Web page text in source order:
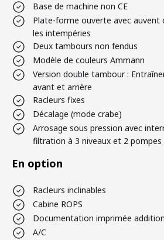
Base de machine non CE
Plate-forme ouverte avec
les intempéries
Deux tambours non fendus
Modèle de couleurs Ammann
Version double tambour :
avant et arrière
Racleurs fixes
Décalage (mode crabe)
Arrosage sous pression avec
filtration à 3 niveaux et 2 pompes
En option
Racleurs inclinables
Cabine ROPS
Documentation imprimée
A/C